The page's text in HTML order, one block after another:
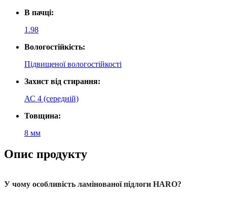
В пачці:
1.98
Вологостійкість:
Підвищеної вологостійкості
Захист від стирання:
АС 4 (середній)
Товщина:
8 мм
Опис продукту
У чому особливість ламінованої підлоги HARO?